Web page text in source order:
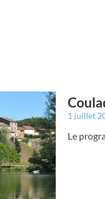
1 juillet
Le